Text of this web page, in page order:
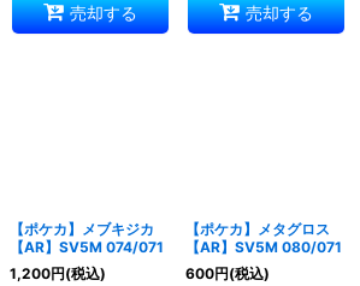
売却する 売却する
【ポケカ】メブキジカ
【AR】SV5M 074/071
1,200円(税込)
【ポケカ】メタグロス
【AR】SV5M 080/071
600円(税込)